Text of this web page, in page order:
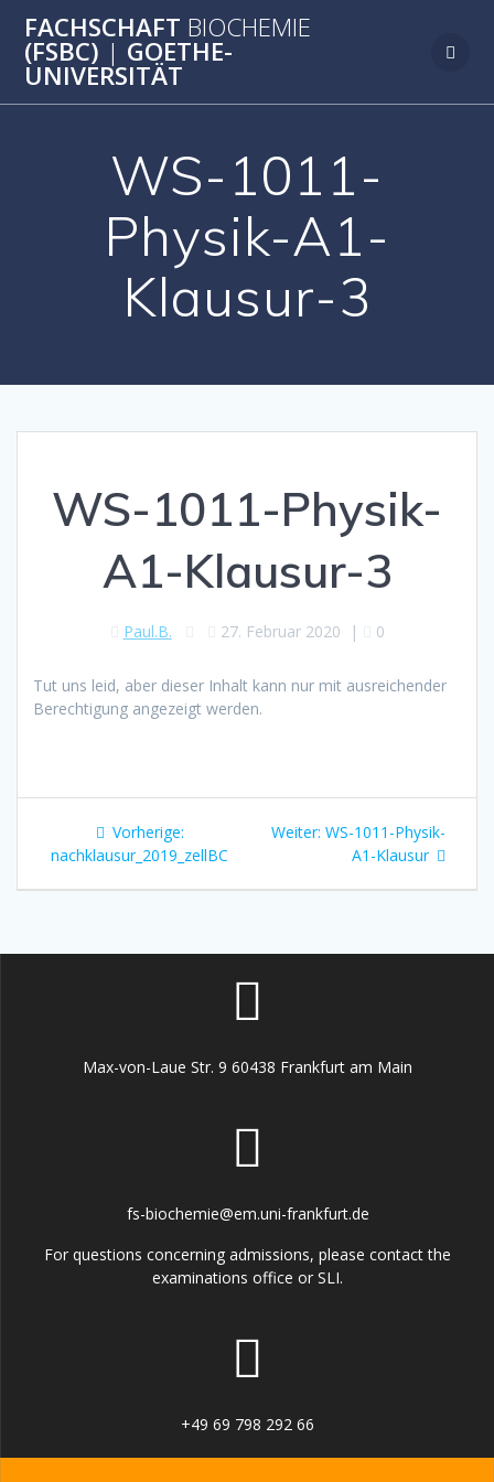
Inhalt
FACHSCHAFT BIOCHEMIE
(FSBC) | GOETHE-
UNIVERSITÄT
WS-1011-
Physik-A1-
Klausur-3
WS-1011-Physik-
A1-Klausur-3
Paul.B. 27. Februar 2020 | 0
Tut uns leid, aber dieser Inhalt kann nur mit ausreichender
Berechtigung angezeigt werden.
Beitragsnavigation
Vorherige:Vorheriger
Beitrag:
nachklausur_2019_zellBC
Weiter: Nächster
Beitrag:
WS-1011-Physik-
A1-Klausur
Max-von-Laue Str. 9 60438 Frankfurt am Main
fs-biochemie@em.uni-frankfurt.de
For questions concerning admissions, please contact the
examinations office or SLI.
+49 69 798 292 66